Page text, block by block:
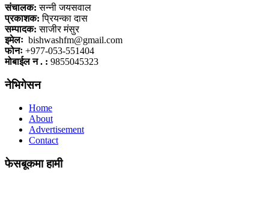
संचालक: सन्नी जयसवाल
प्रकाशक: प्रियन्का दास
सम्पादक: साजीर मंसुर
इमेलः bishwashfm@gmail.com
फोनः +977-053-551404
मोबाईल न . : 9855045323
नेभिगेसन
Home
About
Advertisement
Contact
फेसबूकमा हामी